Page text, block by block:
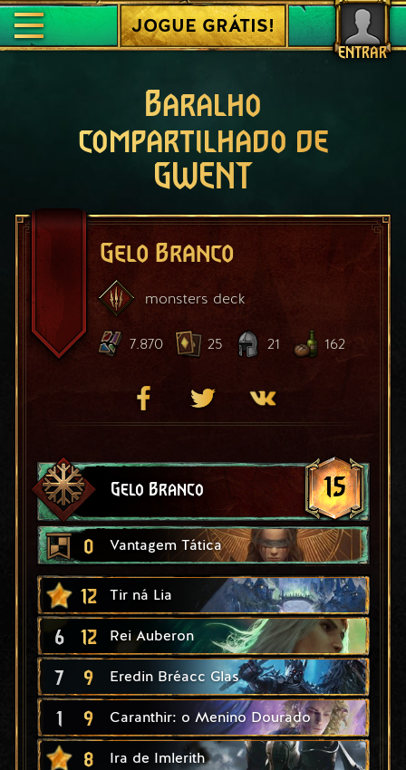
ENTRAR
JOGUE GRÁTIS!
Baralho
compartilhado de
GWENT
Gelo Branco
monsters deck
7.870 25 21 162
Gelo Branco 15
0 Vantagem Tática
12 Tir ná Lia
6 12 Rei Auberon
7 9 Eredin Bréacc Glas
1 9 Caranthir: o Menino Dourado
8 Ira de Imlerith